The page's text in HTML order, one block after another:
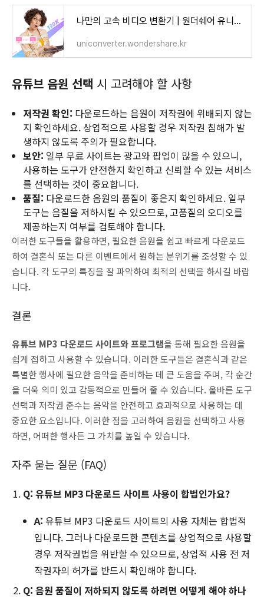
나만의 고속 비디오 변환기 | 원더쉐어 유니컨버터
uniconverter.wondershare.kr
유튜브 음원 선택 시 고려해야 할 사항
저작권 확인: 다운로드하는 음원이 저작권에 위배되지 않는
지 확인하세요. 상업적으로 사용할 경우 저작권 침해가 발
생하지 않도록 주의가 필요합니다.
보안: 일부 무료 사이트는 광고와 팝업이 많을 수 있으니,
사용하는 도구가 안전한지 확인하고 신뢰할 수 있는 서비스
를 선택하는 것이 중요합니다.
품질: 다운로드한 음원의 품질이 좋은지 확인하세요. 일부
도구는 음질을 저하시킬 수 있으므로, 고품질의 오디오를
제공하는지 여부를 검토해야 합니다.
이러한 도구들을 활용하면, 필요한 음원을 쉽고 빠르게 다운로드
하여 결혼식 또는 다른 이벤트에서 원하는 분위기를 조성할 수 있
습니다. 각 도구의 특징을 잘 파악하여 최적의 선택을 하시길 바랍
니다.
결론
유튜브 MP3 다운로드 사이트와 프로그램을 통해 필요한 음원을
쉽게 접하고 사용할 수 있습니다. 이러한 도구들은 결혼식과 같은
특별한 행사에 필요한 음악을 준비하는 데 큰 도움을 주며, 각 순간
을 더욱 의미 있고 감동적으로 만들어 줄 수 있습니다. 올바른 도구
선택과 저작권 준수는 음악을 안전하고 효과적으로 사용하는 데
중요한 요소입니다. 이러한 점을 고려하여 음원을 선택하고 사용
하면, 어떠한 행사든 그 가치를 높일 수 있습니다.
자주 묻는 질문 (FAQ)
Q: 유튜브 MP3 다운로드 사이트 사용이 합법인가요?
A: 유튜브 MP3 다운로드 사이트의 사용 자체는 합법적
입니다. 그러나 다운로드한 콘텐츠를 상업적으로 사용할
경우 저작권법을 위반할 수 있으므로, 상업적 사용 전 저
작권자의 허가를 반드시 확인해야 합니다.
Q: 음원 품질이 저하되지 않도록 하려면 어떻게 해야 하나